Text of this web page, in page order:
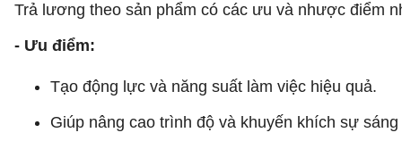
Trả lương theo sản phẩm có các ưu và nhược điểm
- Ưu điểm:
Tạo động lực và năng suất làm việc hiệu quả.
Giúp nâng cao trình độ và khuyến khích sự